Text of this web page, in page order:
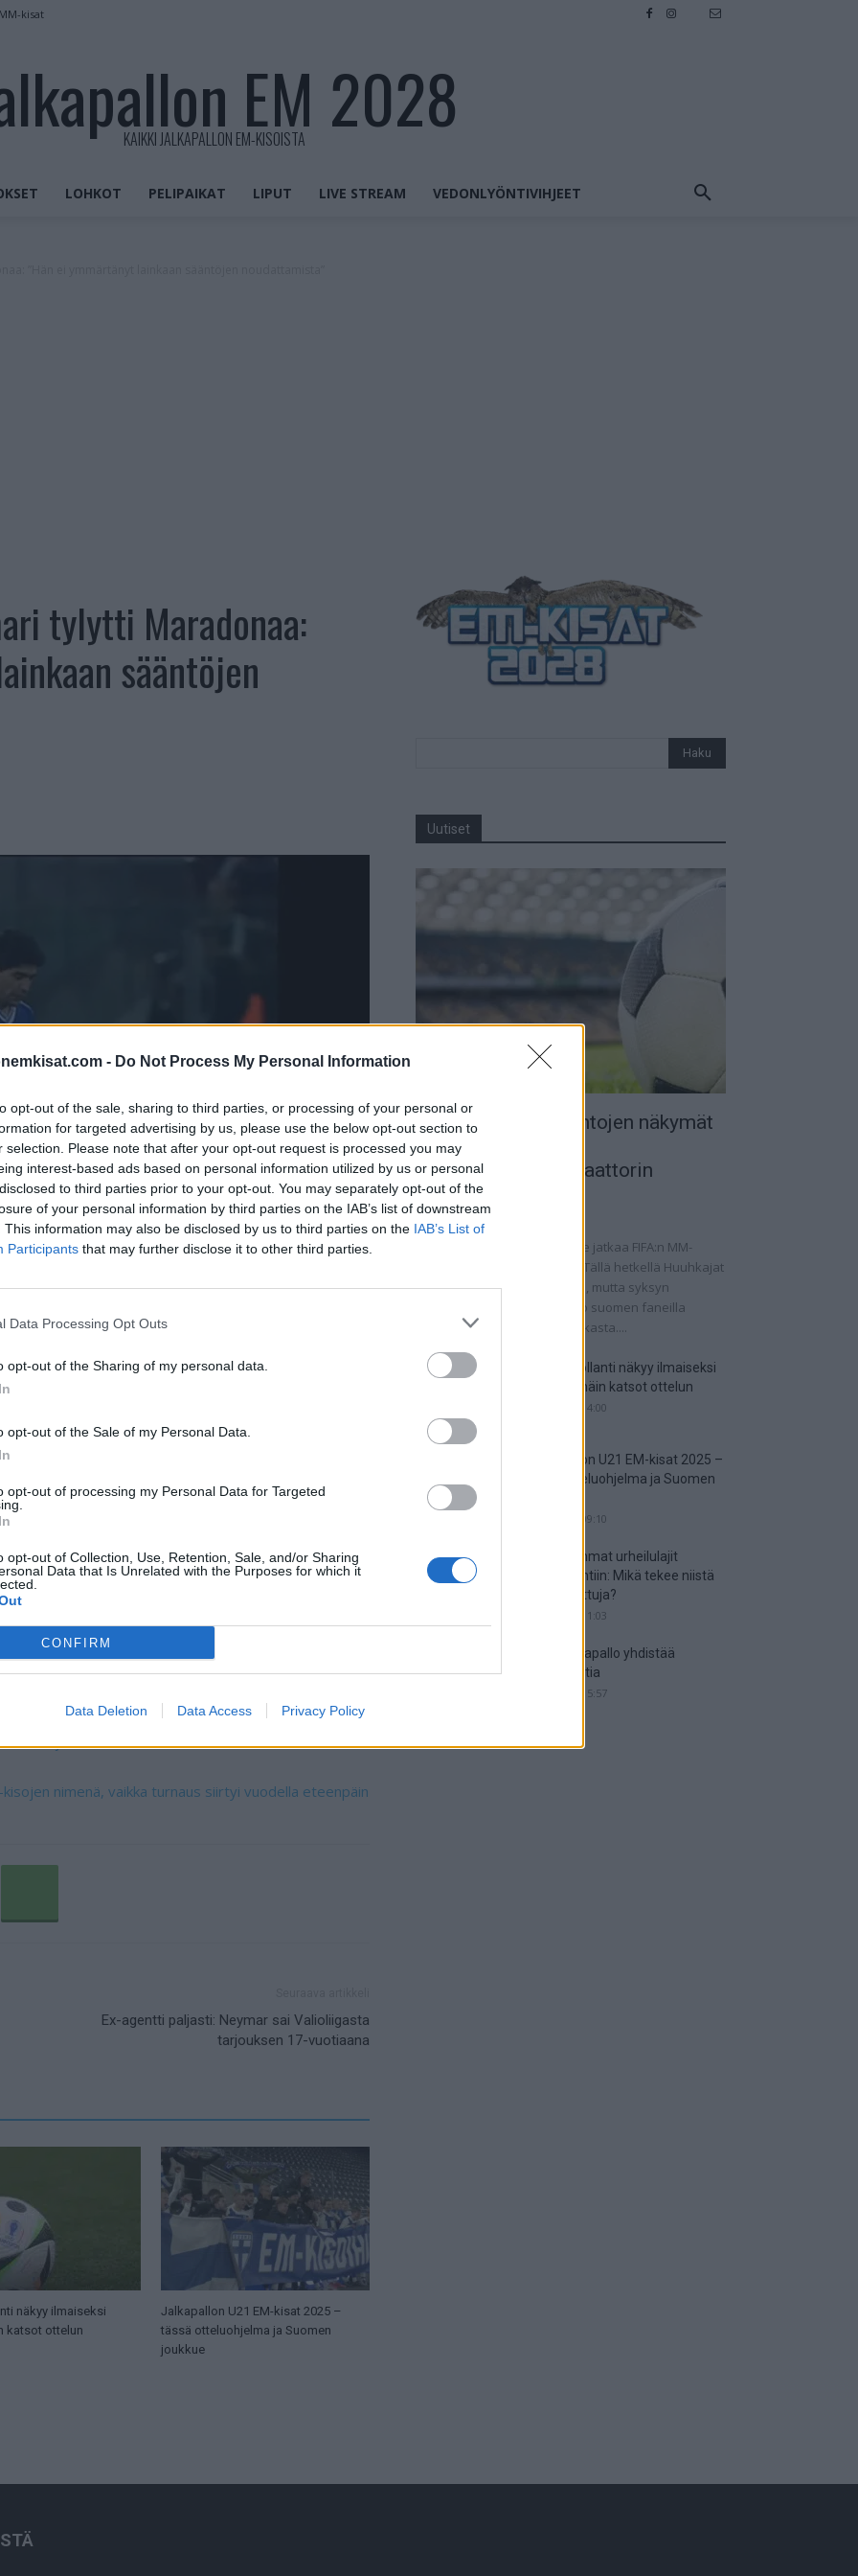
- Do Not Process My Personal Information
opt-out of the sale, sharing to third parties, or processing of your personal or
for targeted advertising by us, please use the below opt-out section to
selection. Please note that after your opt-out request is processed you may
interest-based ads based on personal information utilized by us or personal
to third parties prior to your opt-out. You may separately opt-out of the
of your personal information by third parties on the IAB’s list of downstream
This information may also be disclosed by us to third parties on the IAB’s List of
Participants that may further disclose it to other third parties.
Data Processing Opt Outs
opt-out of the Sharing of my personal data.
opt-out of the Sale of my Personal Data.
opt-out of processing my Personal Data for Targeted
opt-out of Collection, Use, Retention, Sale, and/or Sharing
Data that Is Unrelated with the Purposes for which it
CONFIRM
Data Deletion Data Access Privacy Policy
kisat
EM 2028
KAIKKI JALKAPALLON EM-KISOISTA
LOHKOT PELIPAIKAT LIPUT LIVE STREAM VEDONLYÖNTIVIHJEET
tylytti Maradonaa:
sääntöjen
Edgardo Codesal muisteli Diego Maradonaa
Codesalia.
ymmärtänyt lainkaan sääntöjen noudattamista,
luokseni huutamaan ja vaahtoamaan FIFAn
silloin. Jos olisin pitäytynyt tiukasti säännöissä,
koko stadionin loukkaamisesta.
miten Maradona oli heilutellut katsomoon
kansallislaululle.
ja maailmanmestaruusjuhliin.
ja Barcelona kiinnostuneita
nimenä, vaikka turnaus siirtyi vuodella eteenpäin
Ex-agentti paljasti: Neymar sai Valioliigasta
tarjouksen 17-vuotiaana
näkyy ilmaiseksi
katsot ottelun
Jalkapallon U21 EM-kisat 2025 –
tässä otteluohjelma ja Suomen
joukkue
Uutiset
Suomen MM-karsintojen näkymät
– todellinen
jalkapallokommentaattorin
analyysi
Suomen miesten maajoukkue jatkaa FIFA:n MM-
karsintoja vaihtelevin ottein. Tällä hetkellä Huuhkajat
ovat kolmantena lohkossaan, mutta syksyn
ratkaisuottelut kertovat, onko suomen faneilla
realistista unelmoida kisapaikasta....
Suomi-Hollanti näkyy ilmaiseksi
TV:stä – näin katsot ottelun
06.06.2025 14:00
Jalkapallon U21 EM-kisat 2025 –
tässä otteluohjelma ja Suomen
18.05.2025 09:10
Suosituimmat urheilulajit
vedonlyöntiin: Mikä tekee niistä
niin suosittuja?
05.05.2025 11:03
Miten jalkapallo yhdistää
kansakuntia
25.04.2025 15:57